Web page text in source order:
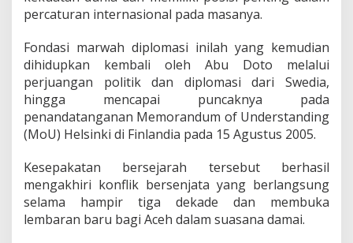
percaturan internasional pada masanya.
Fondasi marwah diplomasi inilah yang kemudian
dihidupkan kembali oleh Abu Doto melalui
perjuangan politik dan diplomasi dari Swedia,
hingga mencapai puncaknya pada
penandatanganan Memorandum of Understanding
(MoU) Helsinki di Finlandia pada 15 Agustus 2005.
Kesepakatan bersejarah tersebut berhasil
mengakhiri konflik bersenjata yang berlangsung
selama hampir tiga dekade dan membuka
lembaran baru bagi Aceh dalam suasana damai.